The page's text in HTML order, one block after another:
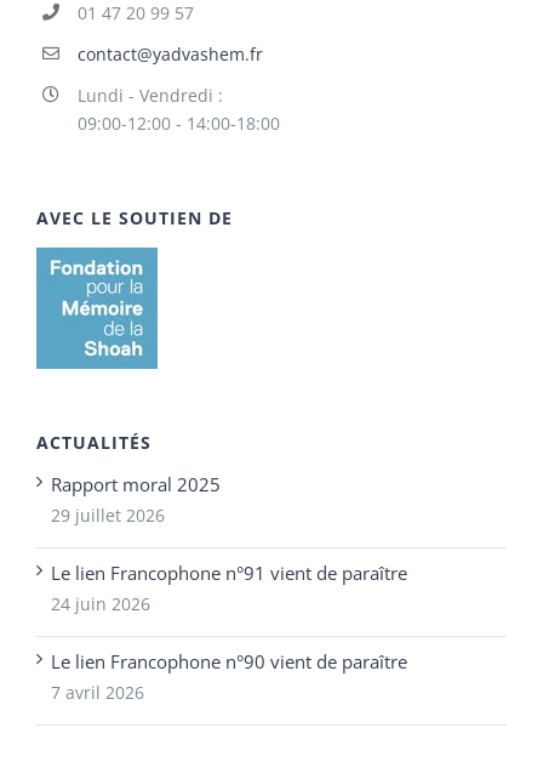
01 47 20 99 57
contact@yadvashem.fr
Lundi - Vendredi :
09:00-12:00 - 14:00-18:00
AVEC LE SOUTIEN DE
ACTUALITÉS
Rapport moral 2025
29 juillet 2026
Le lien Francophone n°91 vient de paraître
24 juin 2026
Le lien Francophone n°90 vient de paraître
7 avril 2026